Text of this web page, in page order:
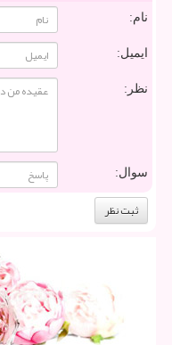
نام:
ایمیل:
نظر:
سوال: